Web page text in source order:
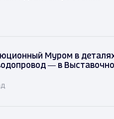
Муром в
— в